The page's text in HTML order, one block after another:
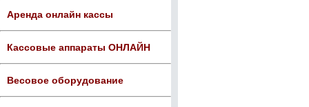
Аренда онлайн кассы
Кассовые аппараты ОНЛАЙН
Весовое оборудование